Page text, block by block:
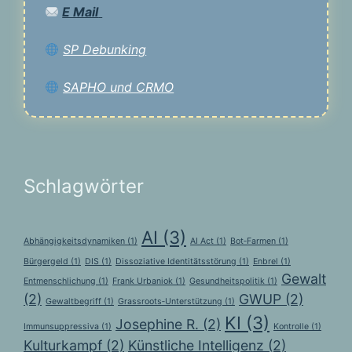
E Mail
SP Debunking
SAPHO und CRMO
Schlagwörter
Abhängigkeitsdynamiken (1) AI (3) AI Act (1) Bot‑Farmen (1)
Bürgergeld (1) DIS (1) Dissoziative Identitätsstörung (1) Enbrel (1)
Entmenschlichung (1) Frank Urbaniok (1) Gesundheitspolitik (1) Gewalt
(2) Gewaltbegriff (1) Grassroots‑Unterstützung (1) GWUP (2)
Immunsuppressiva (1) Josephine R. (2) KI (3) Kontrolle (1)
Kulturkampf (2) Künstliche Intelligenz (2)